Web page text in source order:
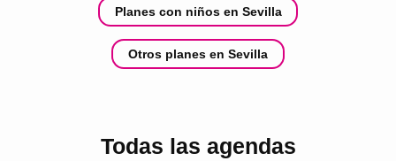
Planes con niños en Sevilla
Otros planes en Sevilla
Todas las agendas